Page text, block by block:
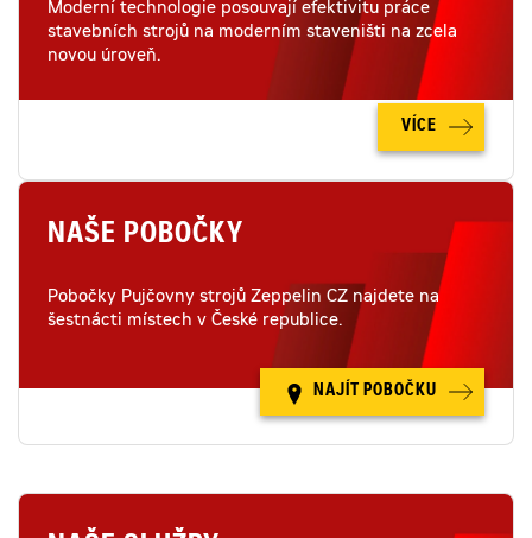
Moderní technologie posouvají efektivitu práce
stavebních strojů na moderním staveništi na zcela
novou úroveň.
VÍCE
NAŠE POBOČKY
Pobočky Pujčovny strojů Zeppelin CZ najdete na
šestnácti místech v České republice.
NAJÍT POBOČKU